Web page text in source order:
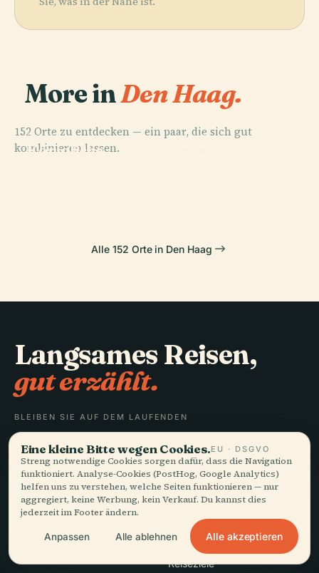
More inDen Haag.
152 Orte zu entdecken — ein paar, die sich gut
kombinieren lassen.
PLACE
PLACE
PLACE
Königliche
Alle 152 Orte in Den Haag
Langsames Reisen,
gut erzählt.
BLEIBEN SIE AUF DEM LAUFENDEN
Beitreten
Audiala ENTDECKEN
Reiseziele
Eine kleine Bitte wegen Cookies.EU · DSGVO
Streng notwendige Cookies sorgen dafür, dass die Navigation
funktioniert. Analyse-Cookies (PostHog, Google Analytics)
helfen uns zu verstehen, welche Seiten funktionieren — nur
aggregiert, keine Werbung, kein Verkauf. Du kannst dies
jederzeit im Footer ändern.
Anpassen Alle ablehnen Alle akzeptieren